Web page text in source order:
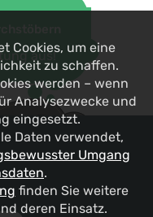
aus!
Cookies, um eine
zu schaffen.
werden – wenn
Analysezwecke und
eingesetzt.
Daten verwendet,
Umgang
.
finden Sie weitere
deren Einsatz.